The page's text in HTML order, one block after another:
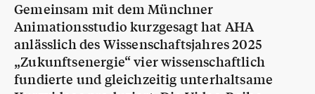
Gemeinsam mit dem Münchner
Animationsstudio kurzgesagt hat AHA
anlässlich des Wissenschaftsjahres 2025
„Zukunftsenergie“ vier wissenschaftlich
fundierte und gleichzeitig unterhaltsame